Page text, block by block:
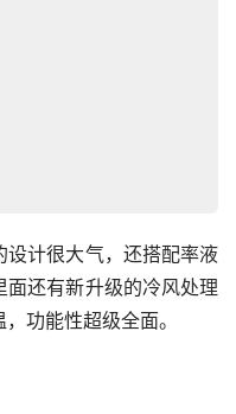
计很大气，还搭配率液
还有新升级的冷风处理
功能性超级全面。